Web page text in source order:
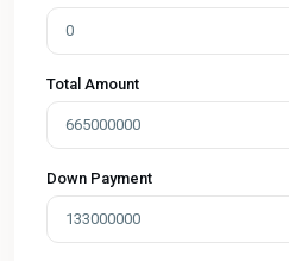
Total Amount
Down Payment